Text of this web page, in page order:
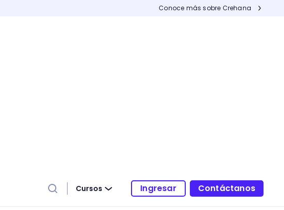
Conoce más sobre Crehana
Cursos Ingresar Contáctanos